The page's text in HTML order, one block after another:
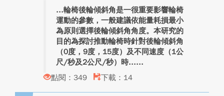
輪椅後輪傾斜角是一很重要影響輪椅
運動的參數，一般建議依能量耗損最小
為原則選擇後輪傾斜角角度。本研究的
目的為探討推動輪椅時針對後輪傾斜角
（0度，9度，15度）及不同速度（1公
尺/秒及2公尺/秒）時...
點閱：349
下載：14